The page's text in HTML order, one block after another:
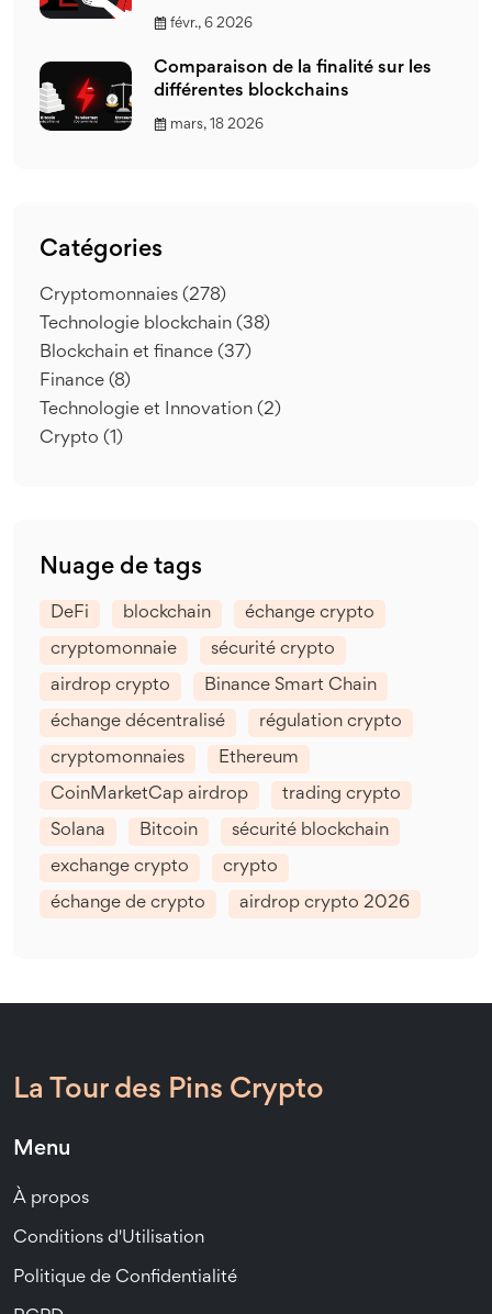
févr., 6 2026
Comparaison de la finalité sur les
différentes blockchains
mars, 18 2026
Catégories
Cryptomonnaies (278)
Technologie blockchain (38)
Blockchain et finance (37)
Finance (8)
Technologie et Innovation (2)
Crypto (1)
Nuage de tags
DeFi blockchain échange crypto
cryptomonnaie sécurité crypto
airdrop crypto Binance Smart Chain
échange décentralisé régulation crypto
cryptomonnaies Ethereum
CoinMarketCap airdrop trading crypto
Solana Bitcoin sécurité blockchain
exchange crypto crypto
échange de crypto airdrop crypto 2026
La Tour des Pins Crypto
Menu
À propos
Conditions d'Utilisation
Politique de Confidentialité